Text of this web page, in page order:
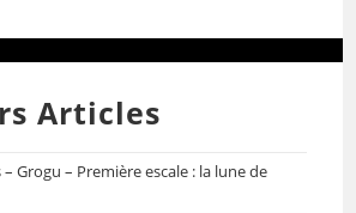
Articles
Grogu – Première escale : la lune de